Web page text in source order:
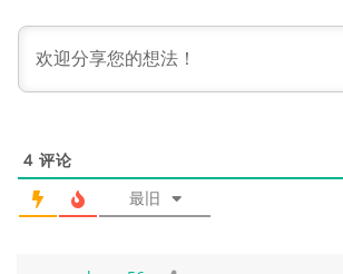
4 评论
最旧